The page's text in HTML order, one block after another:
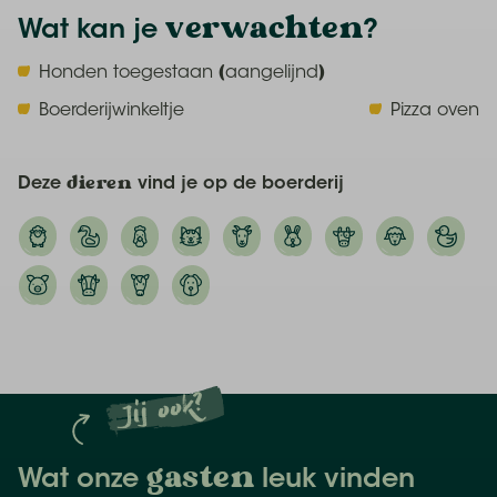
Dit doeje op de boerderij
Boer Sam staat tijdens jullie verblijf op je te wachten
kikkervisjes vangen in de poel, ontdek het Pierlapad,
rijd mee in de huifkar of ga boeren golfen! De
kinderen maken kennis met de vele dieren langs het
pierlapad (of wandelpad) en jij geniet van de
zonnestralen op je terras voor je tenthuisje. Haal bij
samen de dag doornemen. Als het donker wordt
steek je de kaarsen aan in je tent en spelen jullie
gezellig een kaartspelletje. Uitgespeeld? Tijd om je
comfy bed in te stappen!
Wat kan je verwachten?
Honden toegestaan (aangelijnd)
Boerderijwinkeltje Pizza oven
Deze dieren vind je op de boerderij
Jij ook?
Wat onze gasten leuk vinden